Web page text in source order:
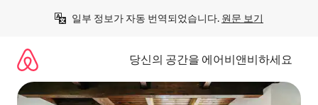
일부 정보가 자동 번역되었습니다. 원문 보기
당신의 공간을 에어비앤비하세요